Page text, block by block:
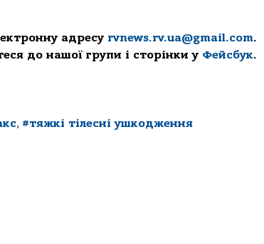
адресу rvnews.rv.ua@gmail.com.
до нашої групи і сторінки у Фейсбук.
, #тяжкі тілесні ушкодження